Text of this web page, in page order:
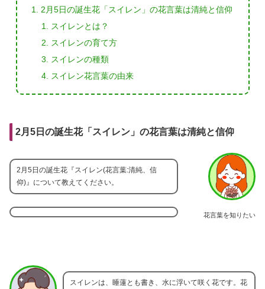
2月5日の誕生花「スイレン」の花言葉は清純と信仰
スイレンとは？
スイレンの育て方
スイレンの種類
スイレン花言葉の由来
2月5日の誕生花「スイレン」の花言葉は清純と信仰
花言葉を知りたい
2月5日の誕生花『スイレン(花言葉:清純、信
仰)』について教えてください。
スイレンは、睡蓮とも書き、水に浮いて咲く花です。花